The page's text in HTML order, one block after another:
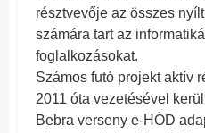
résztvevője az összes
számára tart az
foglalkozásokat.
Számos futó projekt aktív
2011 óta vezetésével
Bebra verseny e-HÓD